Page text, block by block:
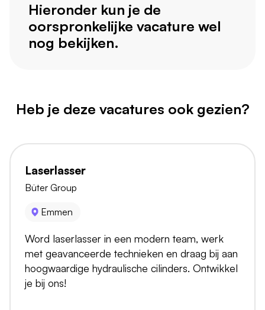
Hieronder kun je de
oorspronkelijke vacature wel
nog bekijken.
Heb je deze vacatures ook gezien?
Laserlasser
Büter Group
Emmen
Word laserlasser in een modern team, werk
met geavanceerde technieken en draag bij aan
hoogwaardige hydraulische cilinders. Ontwikkel
je bij ons!